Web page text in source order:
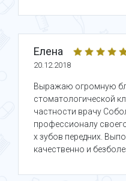
Елена
20.12.2018
Выражаю огромную
стоматологической
частности врачу
профессионалу
х зубов передних.
качественно и